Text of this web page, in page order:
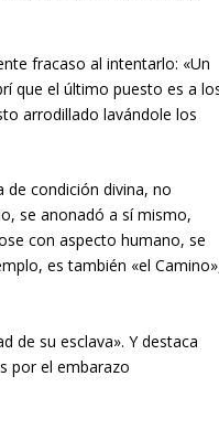
fracaso al intentarlo: «Un
que el último puesto es a
arrodillado lavándole los
de condición divina, no
se anonadó a sí mismo,
con aspecto humano, se
es también «el
de su esclava». Y destaca
por el embarazo